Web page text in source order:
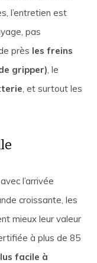
l’entretien est
pas
près les freins
gripper), le
, et surtout les
l’arrivée
croissante, les
mieux leur valeur
à plus de 85
facile à